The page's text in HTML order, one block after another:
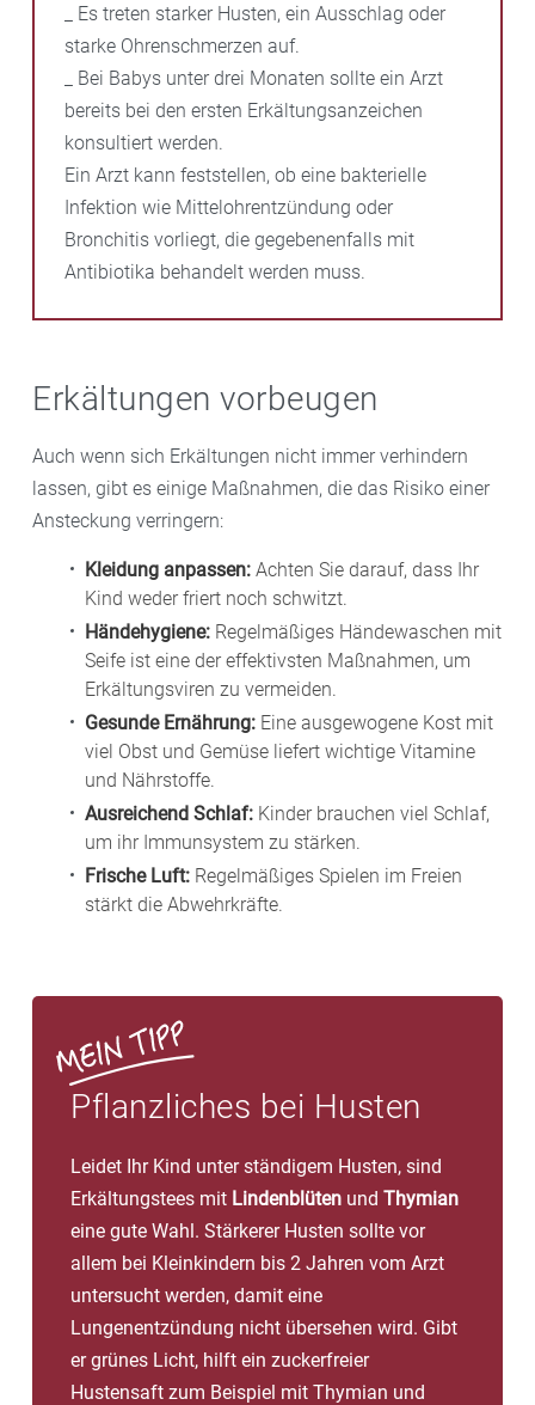
_ Es treten starker Husten, ein Ausschlag oder
starke Ohrenschmerzen auf.
_ Bei Babys unter drei Monaten sollte ein Arzt
bereits bei den ersten Erkältungsanzeichen
konsultiert werden.
Ein Arzt kann feststellen, ob eine bakterielle
Infektion wie Mittelohrentzündung oder
Bronchitis vorliegt, die gegebenenfalls mit
Antibiotika behandelt werden muss.
Erkältungen vorbeugen
Auch wenn sich Erkältungen nicht immer verhindern
lassen, gibt es einige Maßnahmen, die das Risiko einer
Ansteckung verringern:
Kleidung anpassen: Achten Sie darauf, dass Ihr
Kind weder friert noch schwitzt.
Händehygiene: Regelmäßiges Händewaschen mit
Seife ist eine der effektivsten Maßnahmen, um
Erkältungsviren zu vermeiden.
Gesunde Ernährung: Eine ausgewogene Kost mit
viel Obst und Gemüse liefert wichtige Vitamine
und Nährstoffe.
Ausreichend Schlaf: Kinder brauchen viel Schlaf,
um ihr Immunsystem zu stärken.
Frische Luft: Regelmäßiges Spielen im Freien
stärkt die Abwehrkräfte.
Pflanzliches bei Husten
Leidet Ihr Kind unter ständigem Husten, sind
Erkältungstees mit Lindenblüten und Thymian
eine gute Wahl. Stärkerer Husten sollte vor
allem bei Kleinkindern bis 2 Jahren vom Arzt
untersucht werden, damit eine
Lungenentzündung nicht übersehen wird. Gibt
er grünes Licht, hilft ein zuckerfreier
Hustensaft zum Beispiel mit Thymian und